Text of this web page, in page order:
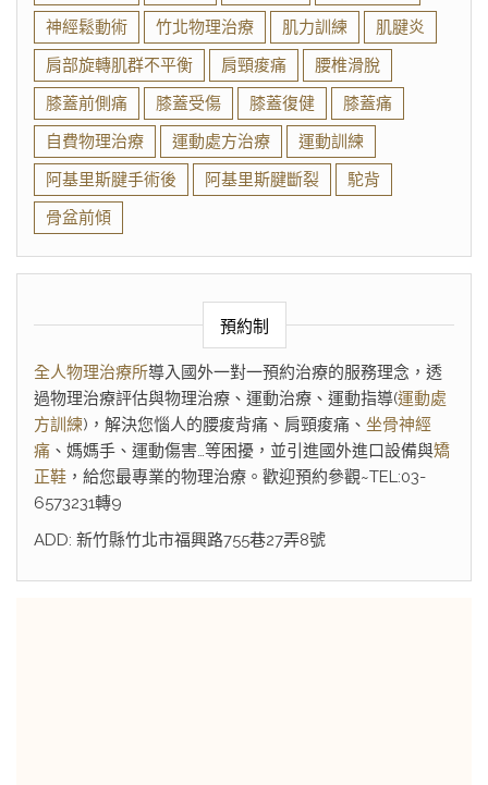
神經鬆動術 竹北物理治療 肌力訓練
肌腱炎
肩部旋轉肌群不平衡
肩頸痠痛
腰椎滑脫
膝蓋前側痛
膝蓋受傷 膝蓋復健
膝蓋痛
自費物理治療
運動處方治療
運動訓練
阿基里斯腱手術後
阿基里斯腱斷裂
駝背
骨盆前傾
預約制
全人物理治療所導入國外一對一預約治療的服務理念，透
過物理治療評估與物理治療、運動治療、運動指導(運動處
方訓練)，解決您惱人的腰痠背痛、肩頸痠痛、 坐骨神經
痛 、媽媽手、運動傷害…等困擾，並引進國外進口設備與矯
正鞋 ，給您最專業的物理治療。歡迎預約參觀~TEL:03-
6573231轉9
ADD: 新竹縣竹北市福興路755巷27弄8號